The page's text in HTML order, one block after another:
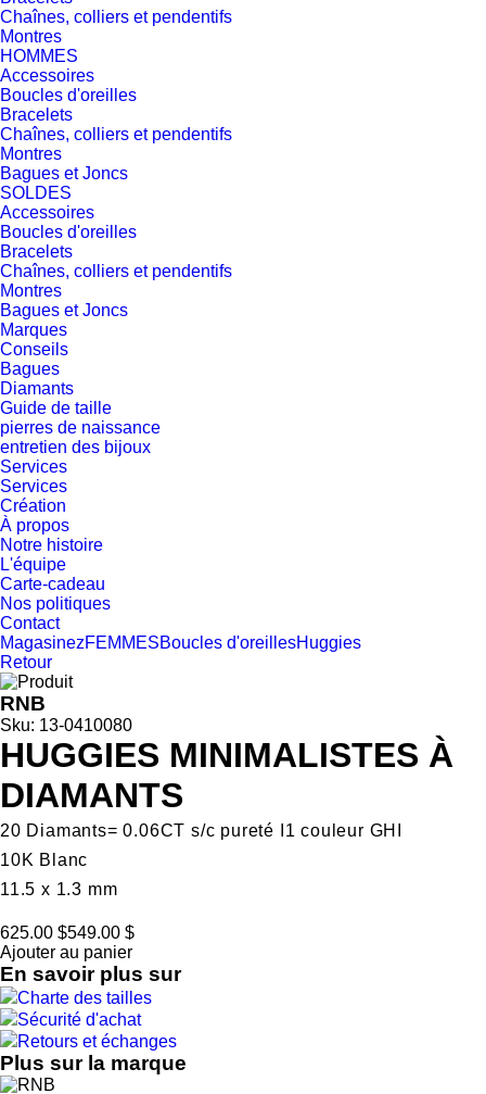
Chaînes, colliers et pendentifs
Montres
HOMMES
Accessoires
Boucles d'oreilles
Bracelets
Chaînes, colliers et pendentifs
Montres
Bagues et Joncs
SOLDES
Accessoires
Boucles d'oreilles
Bracelets
Chaînes, colliers et pendentifs
Montres
Bagues et Joncs
Marques
Conseils
Bagues
Diamants
Guide de taille
pierres de naissance
entretien des bijoux
Services
Services
Création
À propos
Notre histoire
L'équipe
Carte-cadeau
Nos politiques
Contact
MagasinezFEMMESBoucles d'oreillesHuggies
Retour
RNB
Sku: 13-0410080
HUGGIES MINIMALISTES À
DIAMANTS
20 Diamants= 0.06CT s/c pureté I1 couleur GHI
10K Blanc
11.5 x 1.3 mm
625.00 $549.00 $
Ajouter au panier
En savoir plus sur
Charte des tailles
Sécurité d'achat
Retours et échanges
Plus sur la marque